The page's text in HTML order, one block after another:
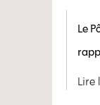
Le
Lire